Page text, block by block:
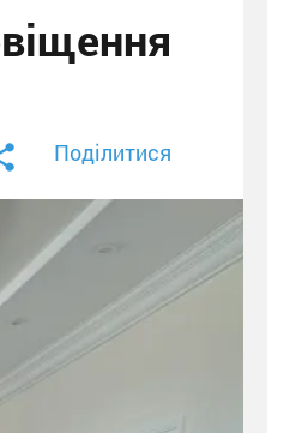
Поділитися